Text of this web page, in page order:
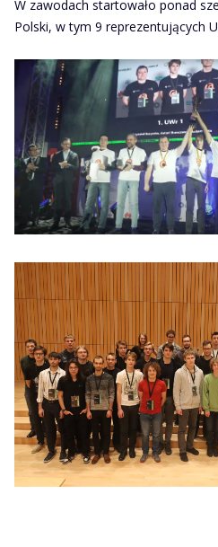
W zawodach startowało ponad
Polski, w tym 9 reprezentujących